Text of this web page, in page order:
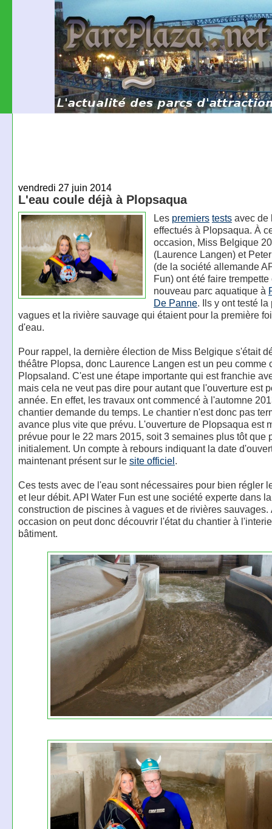
vendredi 27 juin 2014
L'eau coule déjà à Plopsaqua
Les premiers testsavec de
effectués à Plopsaqua. À
occasion, Miss Belgique
(Laurence Langen) et
(de la société allemande
Fun) ont été faire trempette
nouveau parc aquatique à
De Panne. Ils y ont testé la
vagues et la rivière sauvage qui étaient pour la première
d'eau.
Pour rappel, la dernière élection de Miss Belgique s'était
théâtre Plopsa, donc Laurence Langen est un peu comme
Plopsaland. C'est une étape importante qui est franchie
mais cela ne veut pas dire pour autant que l'ouverture est
année. En effet, les travaux ont commencé à l'automne
chantier demande du temps. Le chantier n'est donc pas
avance plus vite que prévu. L'ouverture de Plopsaqua est
prévue pour le 22 mars 2015, soit 3 semaines plus tôt que
initialement. Un compte à rebours indiquant la date
maintenant présent sur le site officiel.
Ces tests avec de l'eau sont nécessaires pour bien régler
et leur débit. API Water Fun est une société experte dans la
construction de piscines à vagues et de rivières sauvages.
occasion on peut donc découvrir l'état du chantier à
bâtiment.